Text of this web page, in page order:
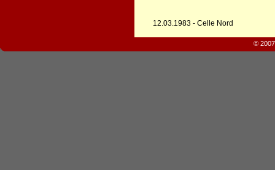
12.03.1983 - Celle Nord
©